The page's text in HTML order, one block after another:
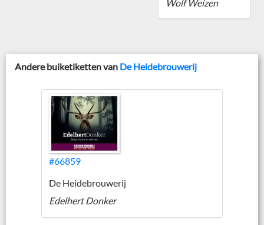
Wolf Weizen
Andere buiketiketten van De Heidebrouwerij
#66859
De Heidebrouwerij
Edelhert Donker